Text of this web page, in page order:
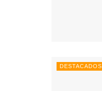
DESTACADOS